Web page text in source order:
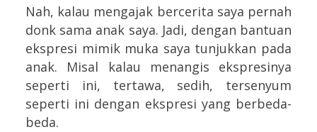
Nah, kalau mengajak bercerita saya pernah
donk sama anak saya. Jadi, dengan bantuan
ekspresi mimik muka saya tunjukkan pada
anak. Misal kalau menangis ekspresinya
seperti ini, tertawa, sedih, tersenyum
seperti ini dengan ekspresi yang berbeda-
beda.